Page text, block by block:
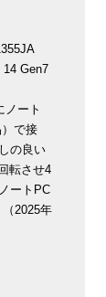
14 Gen7
ノート
で接
の良い
転させ4
ートPC
2025年